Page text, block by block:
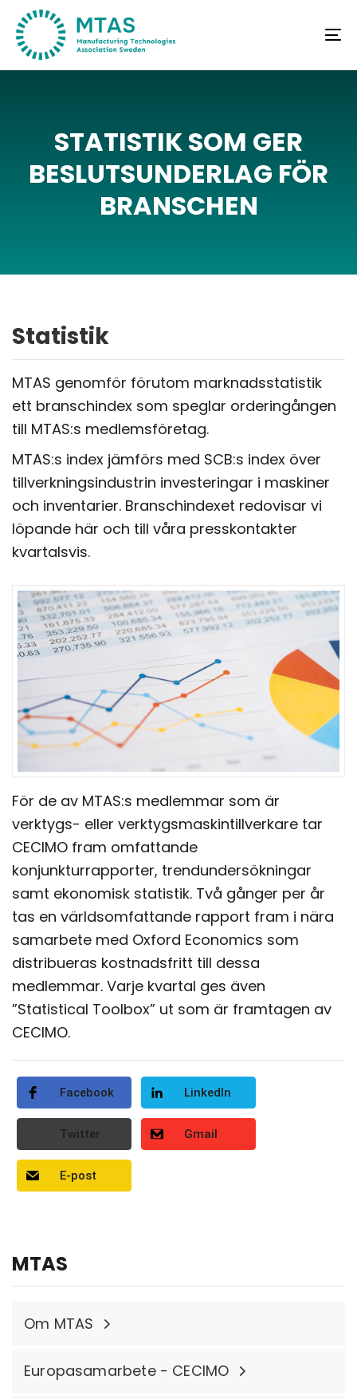
Skip
links
Skip
primary
STATISTIKSOM GER
BESLUTSUNDERLAG FÖR
BRANSCHEN
MTAS
Om MTAS
Europasamarbete - CECIMO
Statistik
MTAS genomför förutom marknadsstatistik
ett branschindex som speglar orderingången
till MTAS:s medlemsföretag.
MTAS:s index jämförs med SCB:s index över
tillverkningsindustrin investeringar i maskiner
och inventarier. Branschindexet redovisar vi
löpande här och till våra presskontakter
kvartalsvis.
För de av MTAS:s medlemmar som är
verktygs- eller verktygsmaskintillverkare tar
CECIMO fram omfattande
konjunkturrapporter, trendundersökningar
samt ekonomisk statistik. Två gånger per år
tas en världsomfattande rapport fram i nära
samarbete med Oxford Economics som
distribueras kostnadsfritt till dessa
medlemmar. Varje kvartal ges även
”Statistical Toolbox” ut som är framtagen av
CECIMO.
Facebook LinkedIn
Twitter Gmail
E-post